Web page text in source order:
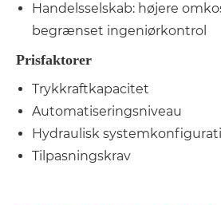
Handelsselskab: højere
begrænset ingeniørkontrol
Prisfaktorer
Trykkraftkapacitet
Automatiseringsniveau
Hydraulisk
Tilpasningskrav